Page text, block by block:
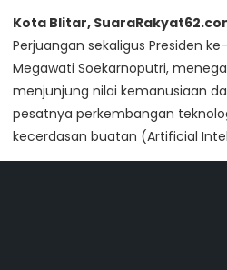
Kota Blitar,
Perjuangan sekaligus Presiden
Megawati Soekarnoputri,
menjunjung nilai kemanusiaan
pesatnya perkembangan
kecerdasan buatan (Artificial